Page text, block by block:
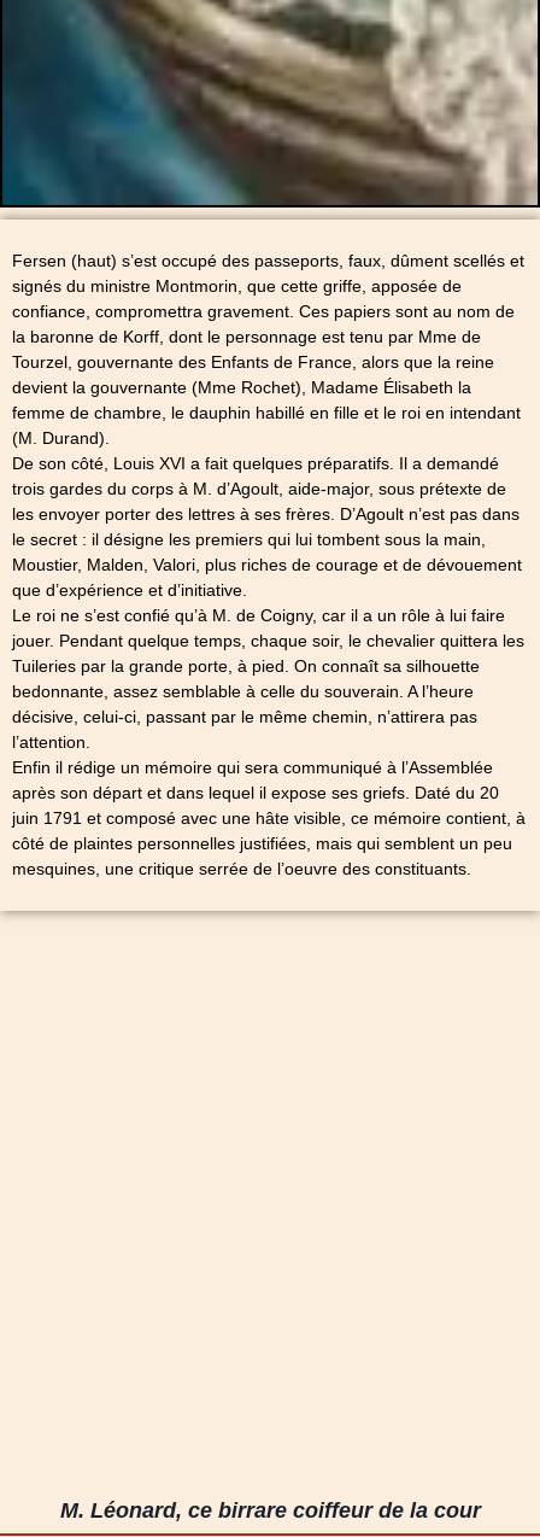
Fersen (haut) s’est occupé des passeports, faux, dûment scellés et
signés du ministre Montmorin, que cette griffe, apposée de
confiance, compromettra gravement. Ces papiers sont au nom de
la baronne de Korff, dont le personnage est tenu par Mme de
Tourzel, gouvernante des Enfants de France, alors que la reine
devient la gouvernante (Mme Rochet), Madame Élisabeth la
femme de chambre, le dauphin habillé en fille et le roi en intendant
(M. Durand).
De son côté, Louis XVI a fait quelques préparatifs. Il a demandé
trois gardes du corps à M. d’Agoult, aide-major, sous prétexte de
les envoyer porter des lettres à ses frères. D’Agoult n’est pas dans
le secret : il désigne les premiers qui lui tombent sous la main,
Moustier, Malden, Valori, plus riches de courage et de dévouement
que d’expérience et d’initiative.
Le roi ne s’est confié qu’à M. de Coigny, car il a un rôle à lui faire
jouer. Pendant quelque temps, chaque soir, le chevalier quittera les
Tuileries par la grande porte, à pied. On connaît sa silhouette
bedonnante, assez semblable à celle du souverain. A l’heure
décisive, celui-ci, passant par le même chemin, n’attirera pas
l’attention.
Enfin il rédige un mémoire qui sera communiqué à l’Assemblée
après son départ et dans lequel il expose ses griefs. Daté du 20
juin 1791 et composé avec une hâte visible, ce mémoire contient, à
côté de plaintes personnelles justifiées, mais qui semblent un peu
mesquines, une critique serrée de l’oeuvre des constituants.
M. Léonard, ce birrare coiffeur de la cour